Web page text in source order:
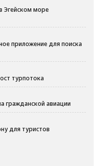
Эгейском море
приложение для поиска
турпотока
гражданской авиации
для туристов